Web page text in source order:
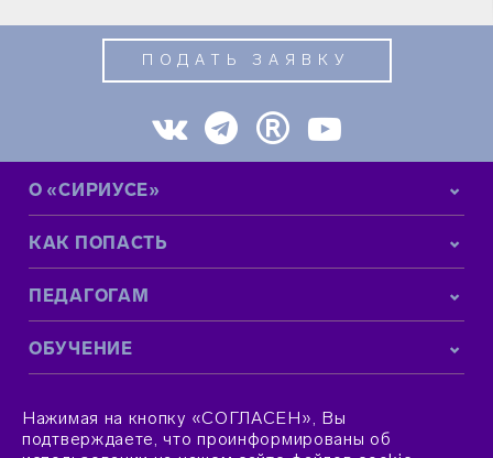
ПОДАТЬ ЗАЯВКУ
О «СИРИУСЕ»
КАК ПОПАСТЬ
ПЕДАГОГАМ
ОБУЧЕНИЕ
Нажимая на кнопку «СОГЛАСЕН», Вы
подтверждаете, что проинформированы об